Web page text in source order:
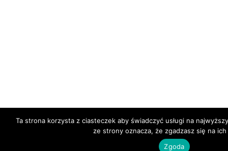
Ta strona korzysta z ciasteczek aby świadczyć usługi na
ze strony oznacza, że zgadzasz się na
Zgoda